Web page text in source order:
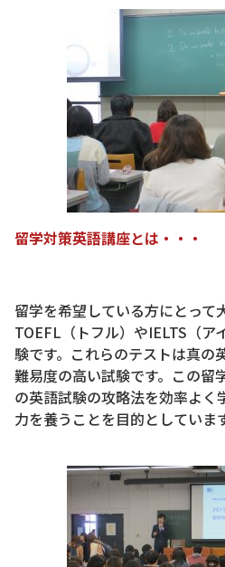
留学対策英語講座とは・・・
留学を希望している方にとって
TOEFL（トフル）やIELTS（ア
験です。これらのテストは真の
難易度の高い試験です。この留
の英語試験の攻略法を効率よ
力を養うことを目的としています